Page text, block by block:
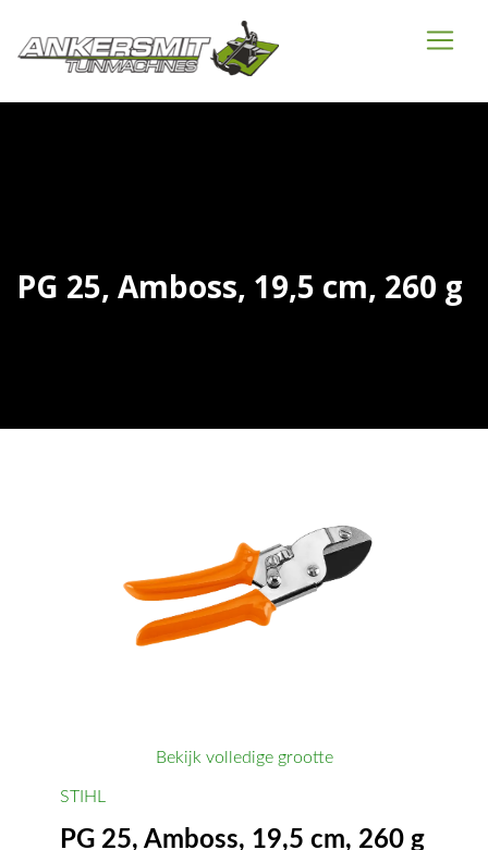
PG 25, Amboss, 19,5 cm, 260 g
Bekijk volledige grootte
STIHL
PG 25, Amboss, 19,5 cm, 260 g